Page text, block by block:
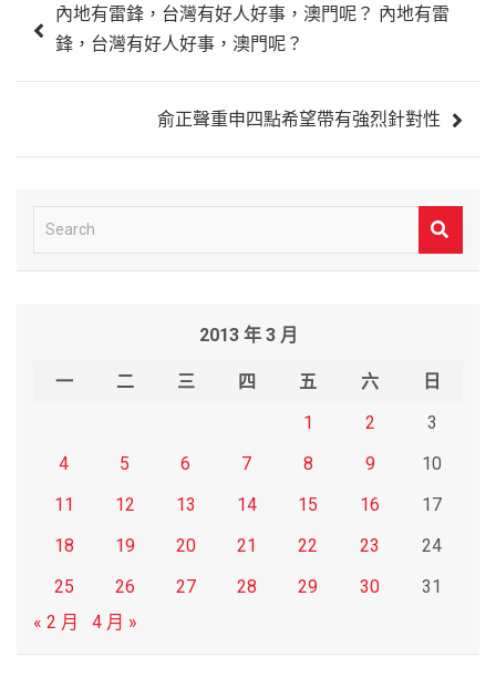
章
內地有雷鋒，台灣有好人好事，澳門呢？ 內地有雷
鋒，台灣有好人好事，澳門呢？
俞正聲重申四點希望帶有強烈針對性
e
2013 年 3 月
一 二 三 四 五 六
日
1
2
3
4
5 6 7 8 9
10
11
12 13 14 15 16
17
18
19 20 21 22 23
24
25
26 27 28 29 30
31
« 2 月
4 月 »